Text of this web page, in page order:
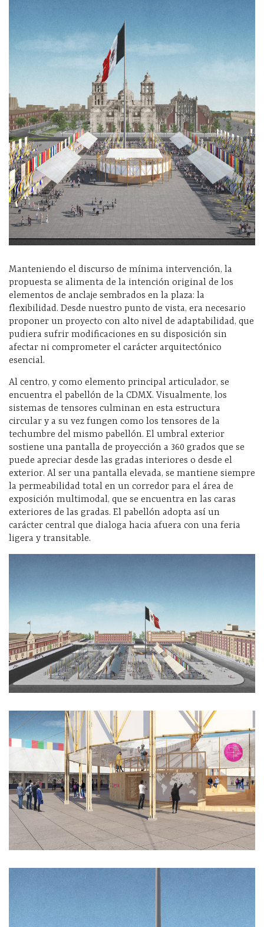
Manteniendo el discurso de mínima intervención, la
propuesta se alimenta de la intención original de los
elementos de anclaje sembrados en la plaza: la
flexibilidad. Desde nuestro punto de vista, era necesario
proponer un proyecto con alto nivel de adaptabilidad, que
pudiera sufrir modificaciones en su disposición sin
afectar ni comprometer el carácter arquitectónico
esencial.
Al centro, y como elemento principal articulador, se
encuentra el pabellón de la CDMX. Visualmente, los
sistemas de tensores culminan en esta estructura
circular y a su vez fungen como los tensores de la
techumbre del mismo pabellón. El umbral exterior
sostiene una pantalla de proyección a 360 grados que se
puede apreciar desde las gradas interiores o desde el
exterior. Al ser una pantalla elevada, se mantiene siempre
la permeabilidad total en un corredor para el área de
exposición multimodal, que se encuentra en las caras
exteriores de las gradas. El pabellón adopta así un
carácter central que dialoga hacia afuera con una feria
ligera y transitable.